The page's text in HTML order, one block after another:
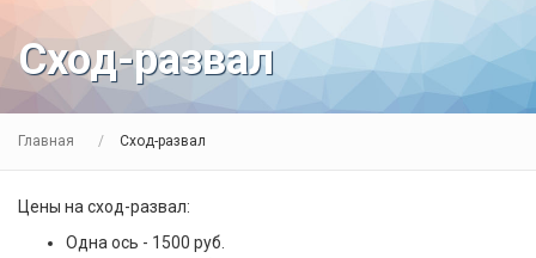
Сход-развал
Главная Сход-развал
Цены на сход-развал:
Одна ось - 1500 руб.